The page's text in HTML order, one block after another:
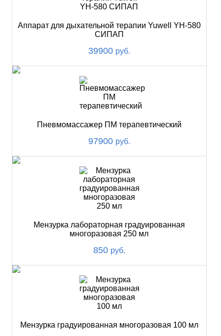
Аппарат для дыхательной терапии Yuwell YH-580
СИПАП
39900 руб.
Пневмомассажер ПМ терапевтический
97900 руб.
Мензурка лабораторная градуированная
многоразовая 250 мл
850 руб.
Мензурка градуированная многоразовая 100 мл